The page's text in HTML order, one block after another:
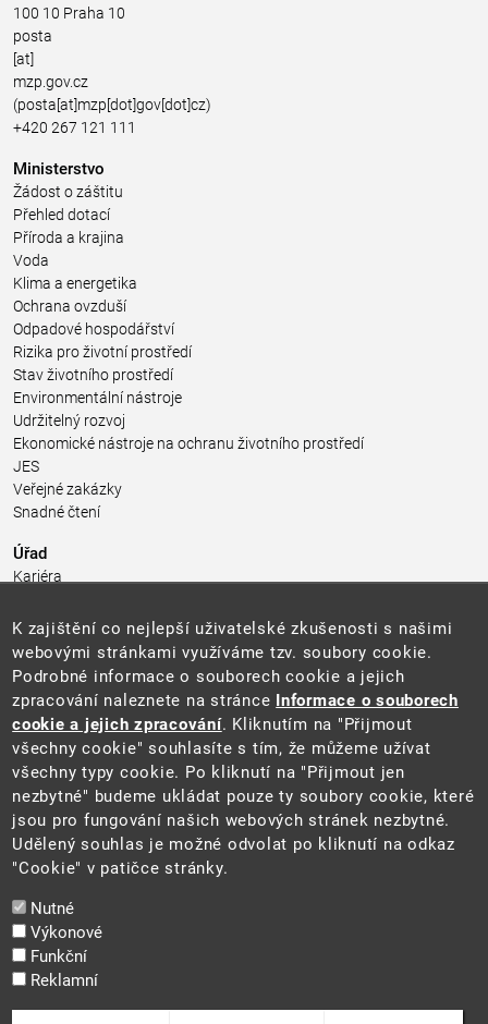
100 10 Praha 10
posta
[at]
mzp.gov.cz
(posta[at]mzp[dot]gov[dot]cz)
+420 267 121 111
Ministerstvo
Žádost o záštitu
Přehled dotací
Příroda a krajina
Voda
Klima a energetika
Ochrana ovzduší
Odpadové hospodářství
Rizika pro životní prostředí
Stav životního prostředí
Environmentální nástroje
Udržitelný rozvoj
Ekonomické nástroje na ochranu životního prostředí
JES
Veřejné zakázky
Snadné čtení
Úřad
Kariéra
Pro média a veřejnost
Povinně zveřejňované informace
Kontakty
Přistupnost budovy úřadu MŽP
(PDF, 204 kB)
Web
Aktuality
Ochrana osobních údajů
Prohlášení o přístupnosti
Zásady používání cookies
Mapa webu
K zajištění co nejlepší uživatelské zkušenosti s našimi
webovými stránkami využíváme tzv. soubory cookie.
Podrobné informace o souborech cookie a jejich
zpracování naleznete na stránce Informace o souborech
cookie a jejich zpracování. Kliknutím na "Přijmout
všechny cookie" souhlasíte s tím, že můžeme užívat
všechny typy cookie. Po kliknutí na "Přijmout jen
nezbytné" budeme ukládat pouze ty soubory cookie, které
jsou pro fungování našich webových stránek nezbytné.
Udělený souhlas je možné odvolat po kliknutí na odkaz
"Cookie" v patičce stránky.
Nutné
Výkonové
Funkční
Reklamní